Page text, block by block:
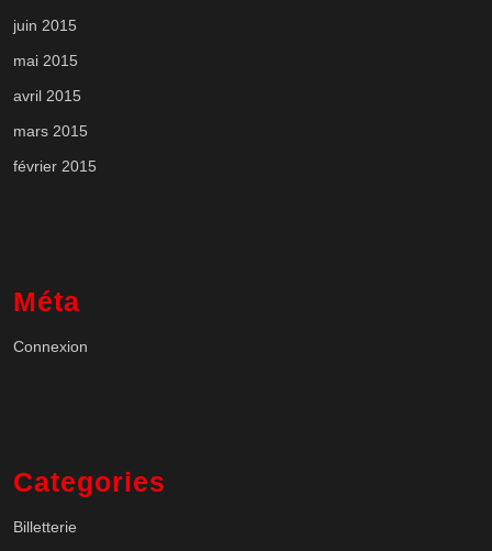
juin 2015
mai 2015
avril 2015
mars 2015
février 2015
Méta
Connexion
Categories
Billetterie